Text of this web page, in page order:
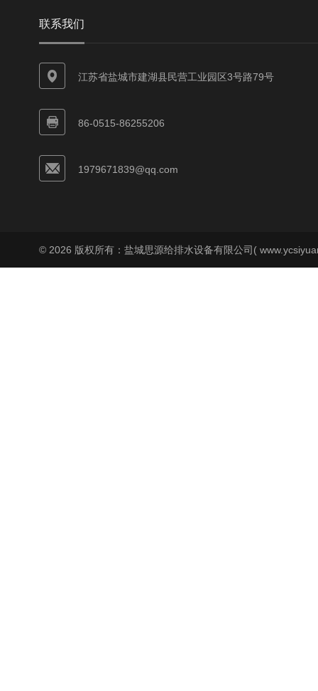
联系我们
江苏省盐城市建湖县民营工业园区3号路79号
86-0515-86255206
1979671839@qq.com
© 2026 版权所有：盐城思源给排水设备有限公司(